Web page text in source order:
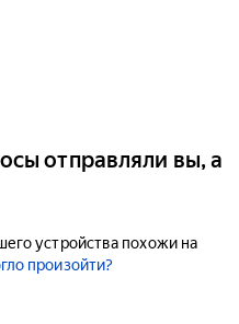
отправляли вы, а
устройства похожи на
произойти?